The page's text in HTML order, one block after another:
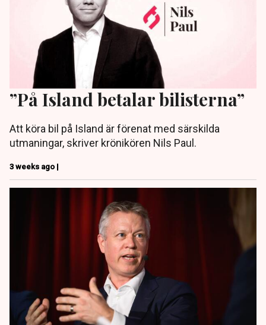
”På Island betalar bilisterna”
Att köra bil på Island är förenat med särskilda
utmaningar, skriver krönikören Nils Paul.
3 weeks ago |